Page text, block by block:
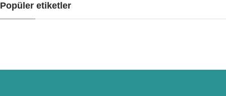
Popüler etiketler